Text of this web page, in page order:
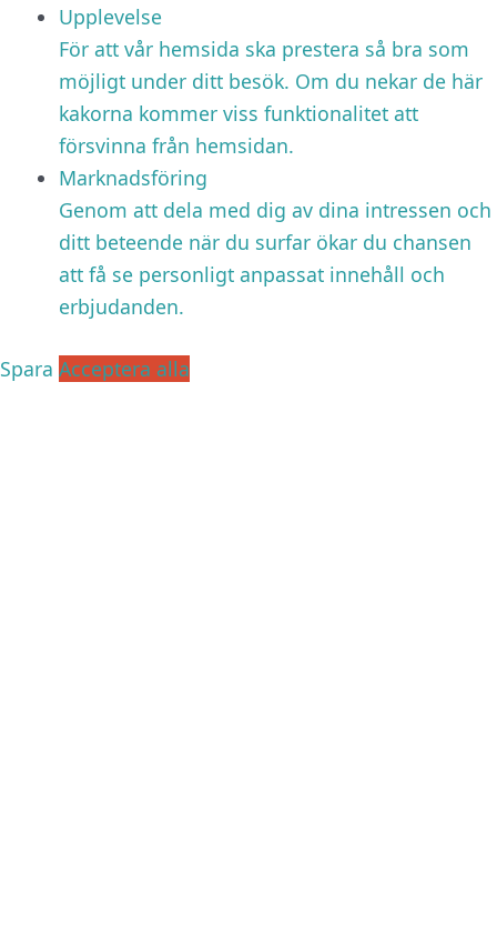
Upplevelse
För att vår hemsida ska prestera så bra som
möjligt under ditt besök. Om du nekar de här
kakorna kommer viss funktionalitet att
försvinna från hemsidan.
Marknadsföring
Genom att dela med dig av dina intressen och
ditt beteende när du surfar ökar du chansen
att få se personligt anpassat innehåll och
erbjudanden.
Spara Acceptera alla